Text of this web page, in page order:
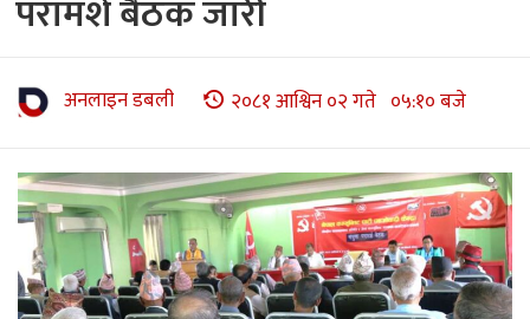
परामर्श बैठक जारी
अनलाइन डबली २०८१ आश्विन ०२ गते ०५:१० बजे